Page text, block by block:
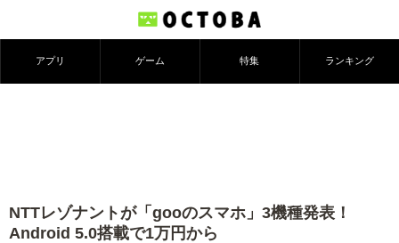
アプリ ゲーム 特集 ランキング
NTTレゾナントが「gooのスマホ」3機種発表！
Android 5.0搭載で1万円から